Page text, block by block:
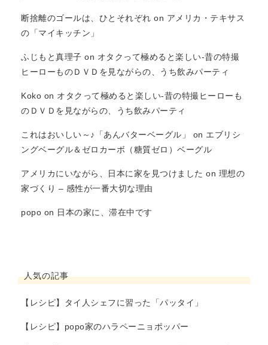
断捨離のゴールは、ひとそれぞれ on アメリカ・テキサス
の「マイキッチン」
ふじもと真理子 on オタクって極めると楽しい-昔の特撮
ヒーローものＤＶＤを見ながらの、うち飲みパーティ
Koko on オタクって極めると楽しい-昔の特撮ヒーローも
のＤＶＤを見ながらの、うち飲みパーティ
これはおいしい～♪「あんバターベーグル」 on エブリシ
ングベーグル＆ゼロカーボ（糖質ゼロ）ベーグル
アメリカにいながら、日本に家を見つけました on 理想の
家づくり – 感性が一番大切な理由
popo on 日本の家に、滞在中です
人気の記事
【レシピ】タイ人シェフに習った「パッタイ」
【レシピ】popo家のハラペーニョポッパー